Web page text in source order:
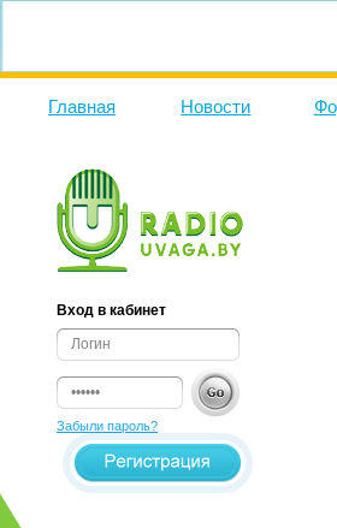
Главная Новости
Вход в кабинет
Забыли пароль?